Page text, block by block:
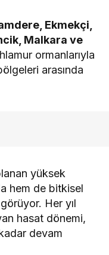
Ekmekçi,
Malkara ve
ormanlarıyla
arasında
yüksek
hem de bitkisel
Her yıl
hasat dönemi,
devam